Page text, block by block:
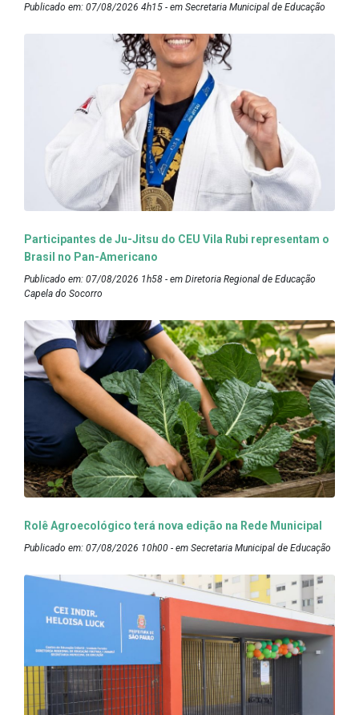
Publicado em: 07/08/2026 4h15 - em Secretaria Municipal de Educação
Participantes de Ju-Jitsu do CEU Vila Rubi representam o
Brasil no Pan-Americano
Publicado em: 07/08/2026 1h58 - em Diretoria Regional de Educação
Capela do Socorro
Rolê Agroecológico terá nova edição na Rede Municipal
Publicado em: 07/08/2026 10h00 - em Secretaria Municipal de Educação